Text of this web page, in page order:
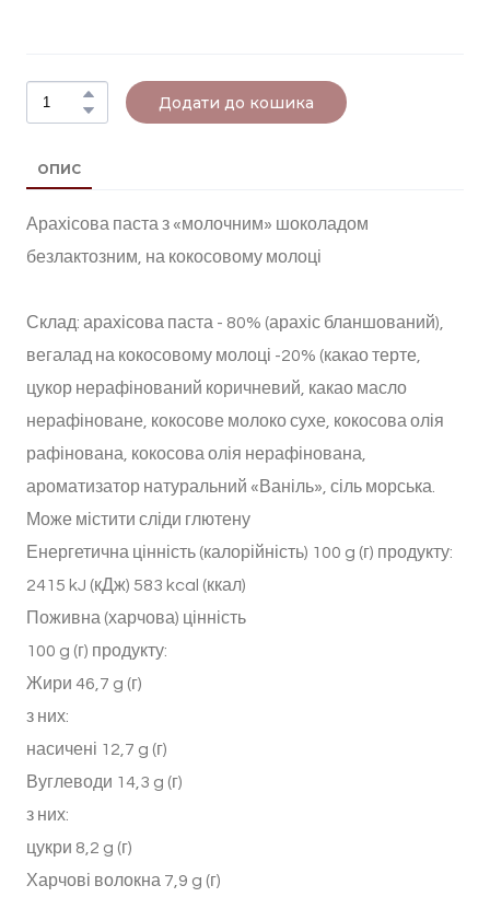
Додати до кошика
ОПИС
Арахісова паста з «молочним» шоколадом
безлактозним, на кокосовому молоці
Склад: арахісова паста - 80% (арахіс бланшований),
вегалад на кокосовому молоці -20% (какао терте,
цукор нерафінований коричневий, какао масло
нерафіноване, кокосове молоко сухе, кокосова олія
рафінована, кокосова олія нерафінована,
ароматизатор натуральний «Ваніль», сіль морська.
Може містити сліди глютену
Енергетична цінність (калорійність) 100 g (г) продукту:
2415 kJ (кДж) 583 kcal (ккал)
Поживна (харчова) цінність
100 g (г) продукту:
Жири 46,7 g (г)
з них:
насичені 12,7 g (г)
Вуглеводи 14,3 g (г)
з них:
цукри 8,2 g (г)
Харчові волокна 7,9 g (г)